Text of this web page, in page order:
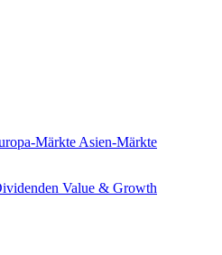
Märkte Asien-Märkte
Value & Growth